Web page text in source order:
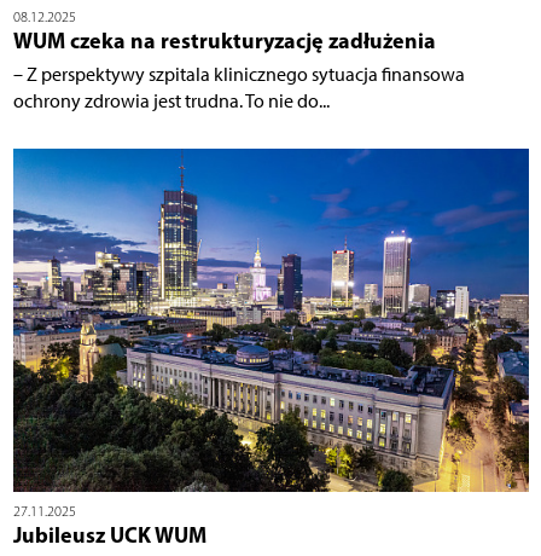
08.12.2025
WUM czeka na restrukturyzację zadłużenia
– Z perspektywy szpitala klinicznego sytuacja finansowa
ochrony zdrowia jest trudna. To nie do...
27.11.2025
Jubileusz UCK WUM